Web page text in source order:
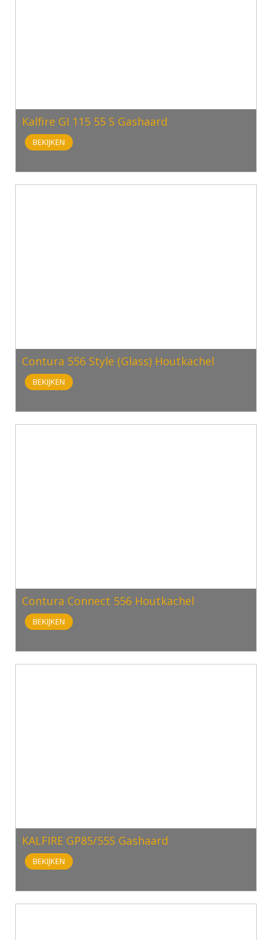
Kalfire GI 115 55 S Gashaard
BEKIJKEN
Contura 556 Style (Glass) Houtkachel
BEKIJKEN
Contura Connect 556 Houtkachel
BEKIJKEN
KALFIRE GP85/55S Gashaard
BEKIJKEN